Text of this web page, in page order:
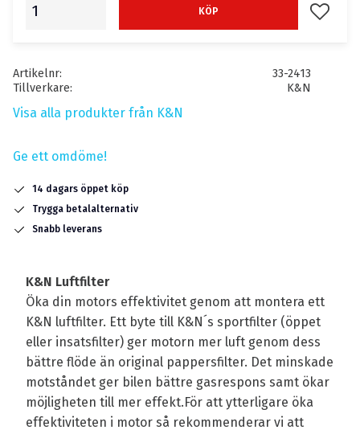
KÖP Lägg
Artikelnr
33-2413
Tillverkare
K&N
Visa alla produkter från K&N
Ge ett omdöme!
14 dagars öppet köp
Trygga betalalternativ
Snabb leverans
K&N Luftfilter
Öka din motors effektivitet genom att montera ett
K&N luftfilter. Ett byte till K&N´s sportfilter (öppet
eller insatsfilter) ger motorn mer luft genom dess
bättre flöde än original pappersfilter. Det minskade
motståndet ger bilen bättre gasrespons samt ökar
möjligheten till mer effekt.För att ytterligare öka
effektiviteten i motor så rekommenderar vi att